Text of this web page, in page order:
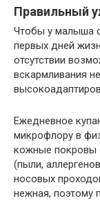
Правильный
Чтобы у малыша
первых дней
отсутствии
вскармливания
Ежедневное
микрофлору в
кожные покровы
(пыли,
носовых
нежная, поэтому